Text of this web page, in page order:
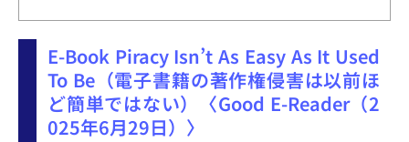
E-Book Piracy Isn’t As Easy As It Used
To Be（電子書籍の著作権侵害は以前ほ
ど簡単ではない）〈Good E-Reader（2
025年6月29日）〉